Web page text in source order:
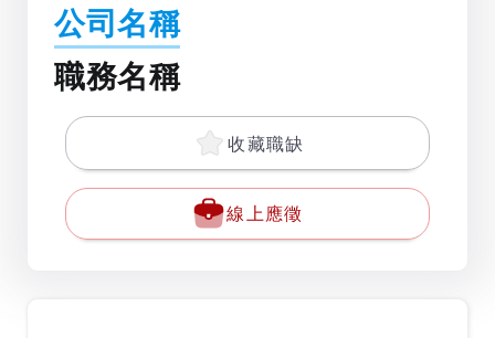
公司名稱
職務名稱
收藏職缺
線上應徵